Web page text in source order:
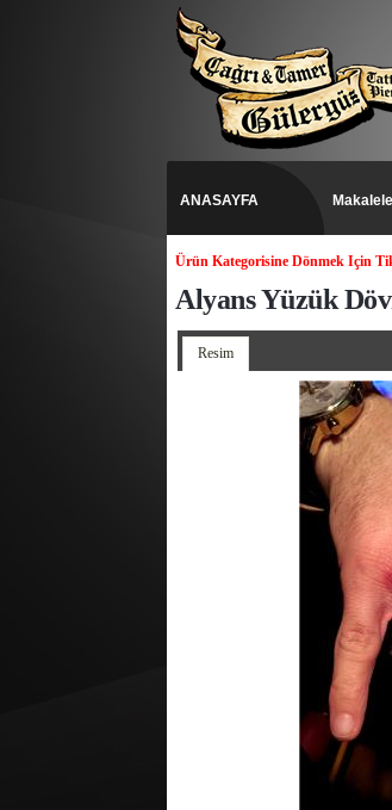
ANASAYFA
Ürün Kategorisine Dönmek Için
Alyans Yüzük
Resim